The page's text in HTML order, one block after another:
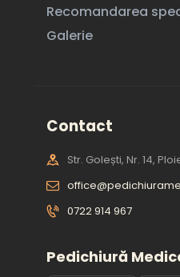
Recomandarea
Galerie
Contact
Str. Golești, Nr. 14,
0722 914 967
Pedichiură